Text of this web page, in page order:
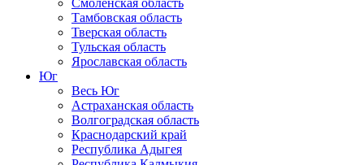
Смоленская область
Тамбовская область
Тверская область
Тульская область
Ярославская область
Юг
Весь Юг
Астраханская область
Волгоградская область
Краснодарский край
Республика Адыгея